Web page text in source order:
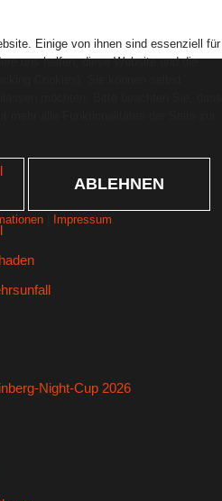
Night-Cup 2026
Einige von ihnen sind essenziell für
uns helfen, diese Website und die
mehr alle Funktionalitäten der Seite zur
ABLEHNEN
| Impressum